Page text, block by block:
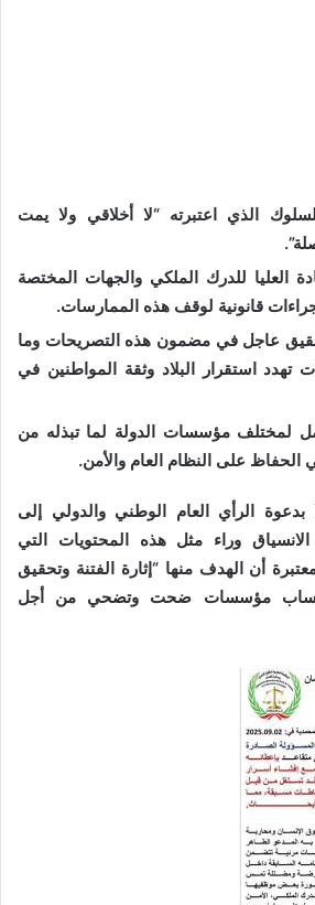
الذي اعتبرته “لا أخلاقي ولا يمت
العليا للدرك الملكي والجهات المختصة
قانونية لوقف هذه الممارسات.
عاجل في مضمون هذه التصريحات وما
تهدد استقرار البلاد وثقة المواطنين في
لمختلف مؤسسات الدولة لما تبذله من
على النظام العام والأمن.
بدعوة الرأي العام الوطني والدولي إلى
وراء مثل هذه المحتويات التي
أن الهدف منها “إثارة الفتنة وتحقيق
مؤسسات ضحت وتضحي من أجل